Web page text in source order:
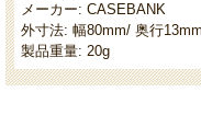
メーカー: CASEBANK
外寸法: 幅80mm/ 奥行
製品重量: 20g